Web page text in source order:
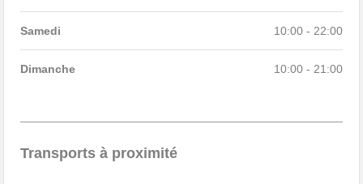
Samedi 10:00 - 22:00
Dimanche 10:00 - 21:00
Transports à proximité